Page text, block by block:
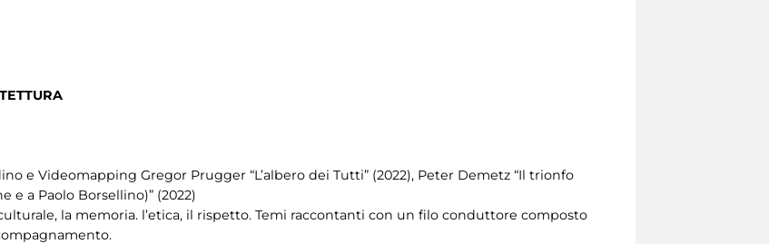
e Videomapping Gregor Prugger “L’albero dei Tutti” (2022), Peter Demetz “Il trionfo
e a Paolo Borsellino)” (2022)
la memoria. l’etica, il rispetto. Temi raccontanti con un filo conduttore composto